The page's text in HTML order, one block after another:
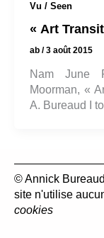
Vu / Seen
« Art
ab /3 août 2015
Nam June
Moorman, «
A. Bureaud I
© Annick
site n'utilise
cookies